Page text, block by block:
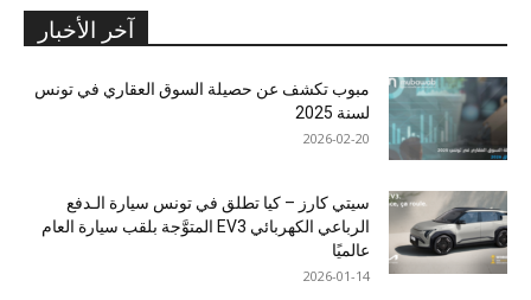
آخر الأخبار
مبوب تكشف عن حصيلة السوق العقاري في تونس
لسنة 2025
2026-02-20
سيتي كارز – كيا تطلق في تونس سيارة الـدفع
الرباعي الكهربائي EV3 المتوَّجة بلقب سيارة العام
عالميًا
2026-01-14